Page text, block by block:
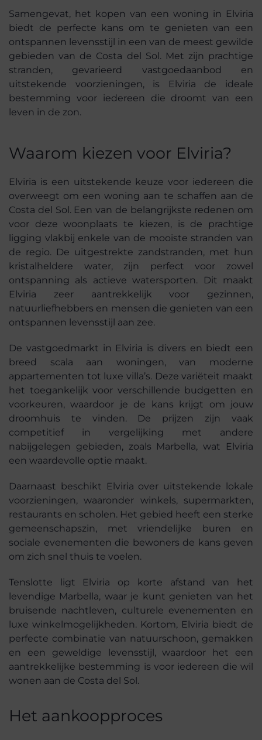
Samengevat, het kopen van een woning in Elviria
biedt de perfecte kans om te genieten van een
ontspannen levensstijl in een van de meest gewilde
gebieden van de Costa del Sol. Met zijn prachtige
stranden, gevarieerd vastgoedaanbod en
uitstekende voorzieningen, is Elviria de ideale
bestemming voor iedereen die droomt van een
leven in de zon.
Waarom kiezen voor Elviria?
Elviria is een uitstekende keuze voor iedereen die
overweegt om een woning aan te schaffen aan de
Costa del Sol. Een van de belangrijkste redenen om
voor deze woonplaats te kiezen, is de prachtige
ligging vlakbij enkele van de mooiste stranden van
de regio. De uitgestrekte zandstranden, met hun
kristalheldere water, zijn perfect voor zowel
ontspanning als actieve watersporten. Dit maakt
Elviria zeer aantrekkelijk voor gezinnen,
natuurliefhebbers en mensen die genieten van een
ontspannen levensstijl aan zee.
De vastgoedmarkt in Elviria is divers en biedt een
breed scala aan woningen, van moderne
appartementen tot luxe villa’s. Deze variëteit maakt
het toegankelijk voor verschillende budgetten en
voorkeuren, waardoor je de kans krijgt om jouw
droomhuis te vinden. De prijzen zijn vaak
competitief in vergelijking met andere
nabijgelegen gebieden, zoals Marbella, wat Elviria
een waardevolle optie maakt.
Daarnaast beschikt Elviria over uitstekende lokale
voorzieningen, waaronder winkels, supermarkten,
restaurants en scholen. Het gebied heeft een sterke
gemeenschapszin, met vriendelijke buren en
sociale evenementen die bewoners de kans geven
om zich snel thuis te voelen.
Tenslotte ligt Elviria op korte afstand van het
levendige Marbella, waar je kunt genieten van het
bruisende nachtleven, culturele evenementen en
luxe winkelmogelijkheden. Kortom, Elviria biedt de
perfecte combinatie van natuurschoon, gemakken
en een geweldige levensstijl, waardoor het een
aantrekkelijke bestemming is voor iedereen die wil
wonen aan de Costa del Sol.
Het aankoopproces